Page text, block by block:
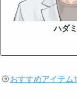
ハダ
おすすめアイテム